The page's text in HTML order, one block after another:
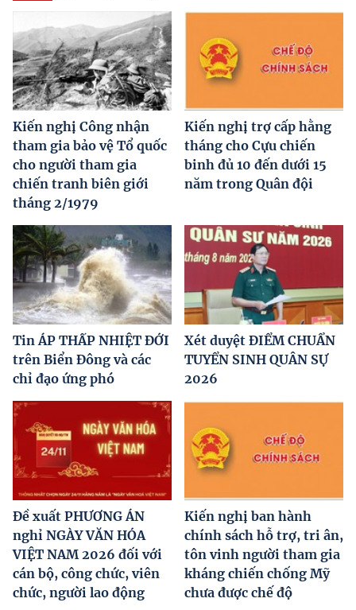
Kiến nghị Công nhận
tham gia bảo vệ Tổ quốc
cho người tham gia
chiến tranh biên giới
tháng 2/1979
Kiến nghị trợ cấp hằng
tháng cho Cựu chiến
binh đủ 10 đến dưới 15
năm trong Quân đội
Tin ÁP THẤP NHIỆT ĐỚI
trên Biển Đông và các
chỉ đạo ứng phó
Xét duyệt ĐIỂM CHUẨN
TUYỂN SINH QUÂN SỰ
2026
Đề xuất PHƯƠNG ÁN
nghỉ NGÀY VĂN HÓA
VIỆT NAM 2026 đối với
cán bộ, công chức, viên
chức, người lao động
Kiến nghị ban hành
chính sách hỗ trợ, tri ân,
tôn vinh người tham gia
kháng chiến chống Mỹ
chưa được chế độ